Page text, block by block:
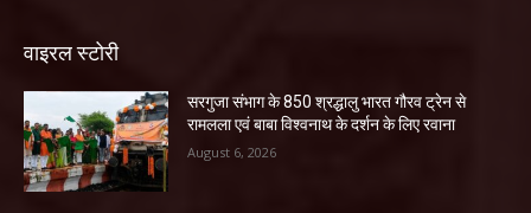
वाइरल स्टोरी
सरगुजा संभाग के 850 श्रद्धालु भारत गौरव ट्रेन से
रामलला एवं बाबा विश्वनाथ के दर्शन के लिए रवाना
August 6, 2026